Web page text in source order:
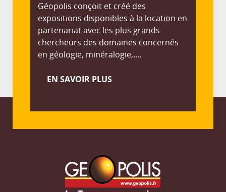
Géopolis conçoit et créé des
expositions disponibles à la location en
partenariat avec les plus grands
chercheurs des domaines concernés
en géologie, minéralogie,....
EN SAVOIR PLUS